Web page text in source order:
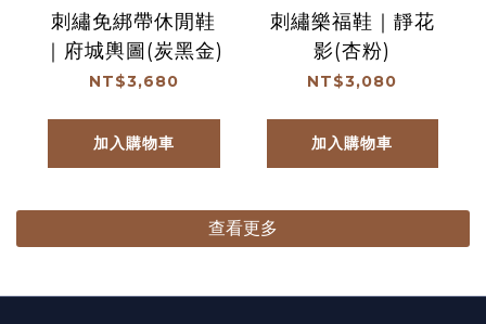
刺繡免綁帶休閒鞋
｜府城輿圖(炭黑金)
NT$3,680
加入購物車
刺繡樂福鞋｜靜花
影(杏粉)
NT$3,080
加入購物車
查看更多